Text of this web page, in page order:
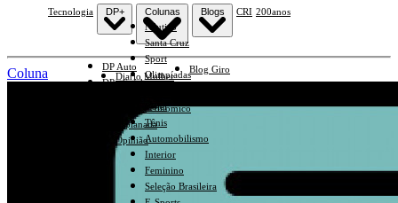
Náutico
Santa Cruz
Sport
Olimpíadas
Vôlei
Tênis
Automobilismo
Interior
Feminino
Seleção Brasileira
Tecnologia DP+
DP Auto
DP +Saúde
Colunas
Diario Mulher
Diario Econômico
Esplanada
Opinião
Blogs
Blog Giro
Blog Dantas Barreto
CRI 200anos
Coluna